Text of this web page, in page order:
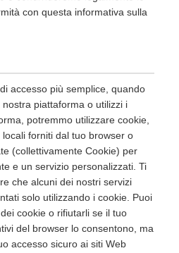
con questa informativa sulla
accesso più semplice, quando
piattaforma o utilizzi i
potremmo utilizzare cookie,
forniti dal tuo browser o
(collettivamente Cookie) per
e un servizio personalizzati. Ti
che alcuni dei nostri servizi
solo utilizzando i cookie. Puoi
cookie o rifiutarli se il tuo
del browser lo consentono, ma
accesso sicuro ai siti Web